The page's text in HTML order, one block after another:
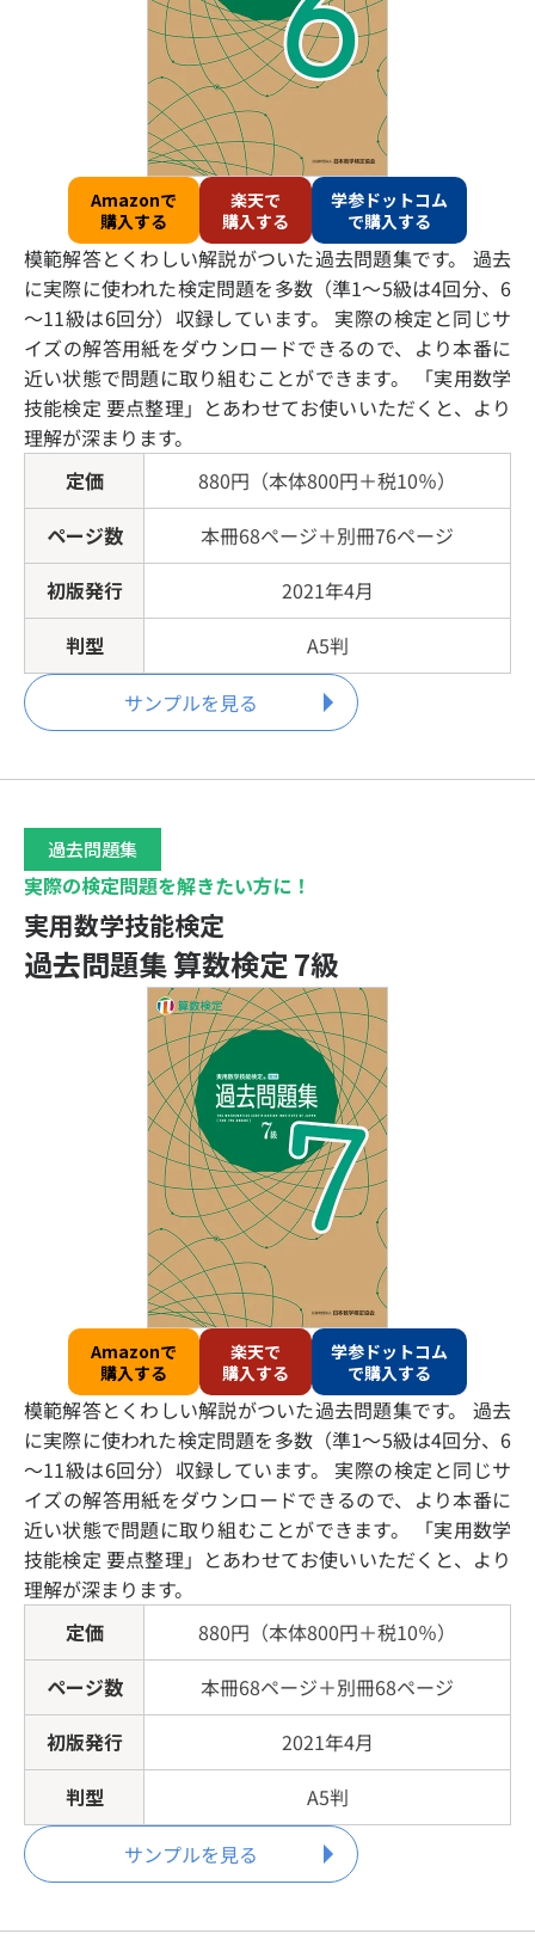
Amazonで
購入する
楽天で
購入する
学参ドットコム
で購入する
模範解答とくわしい解説がついた過去問題集です。 過去
に実際に使われた検定問題を多数（準1～5級は4回分、6
～11級は6回分）収録しています。 実際の検定と同じサ
イズの解答用紙をダウンロードできるので、より本番に
近い状態で問題に取り組むことができます。 「実用数学
技能検定 要点整理」とあわせてお使いいただくと、より
理解が深まります。
定価
880円（本体800円＋税10％）
ページ数
本冊68ページ＋別冊76ページ
初版発行
2021年4月
判型
A5判
サンプルを見る
過去問題集
実際の検定問題を解きたい方に！
実用数学技能検定
過去問題集 算数検定 7級
Amazonで
購入する
楽天で
購入する
学参ドットコム
で購入する
模範解答とくわしい解説がついた過去問題集です。 過去
に実際に使われた検定問題を多数（準1～5級は4回分、6
～11級は6回分）収録しています。 実際の検定と同じサ
イズの解答用紙をダウンロードできるので、より本番に
近い状態で問題に取り組むことができます。 「実用数学
技能検定 要点整理」とあわせてお使いいただくと、より
理解が深まります。
定価
880円（本体800円＋税10％）
ページ数
本冊68ページ＋別冊68ページ
初版発行
2021年4月
判型
A5判
サンプルを見る